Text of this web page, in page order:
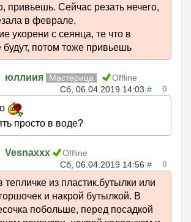
привьешь. Сейчас резать нечего,
в феврале.
укорени с сеянца, те что в
будут, потом тоже привьешь
юллиия Мастерица
Offline
Сб, 06.04.2019 14:03 # 0
просто в воде?
Vesnaxxx
Offline
Сб, 06.04.2019 14:56 # 0
из пластик.бутылки или
и накрой бутылкой. В
побольше, перед посадкой